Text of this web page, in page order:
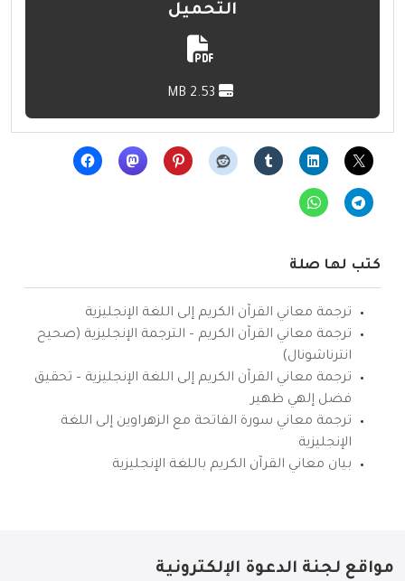
التحميل
كتب لها صلة
ترجمة معاني القرآن الكريم إلى اللغة الإنجليزية
ترجمة معاني القرآن الكريم – الترجمة الإنجليزية (صحيح
انترناشونال)
ترجمة معاني القرآن الكريم إلى اللغة الإنجليزية – تحقيق
فضل إلهي ظهير
ترجمة معاني سورة الفاتحة مع الزهراوين إلى اللغة
الإنجليزية
بيان معاني القرآن الكريم باللغة الإنجليزية
مواقع لجنة الدعوة الإلكترونية